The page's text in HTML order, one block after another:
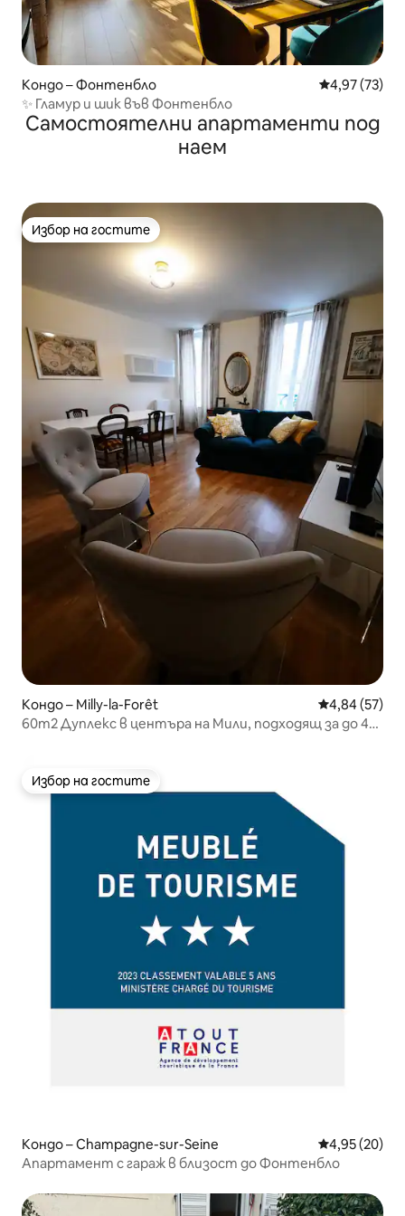
Кондо – Фонтенбло Средна
4,97 (73)
✨ Гламур и шик във Фонтенбло
Самостоятелни апартаменти под
наем
Избор на гостите
Избор на гостите
Кондо – Milly-la-Forêt Средна
4,84 (57)
60m2 Дуплекс в центъра на Мили, подходящ за до 4
Избор на гостите
Избор на гостите
Кондо – Champagne-sur-Seine Средна
4,95 (20)
Апартамент с гараж в близост до Фонтенбло